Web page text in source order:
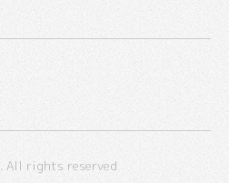
. All rights reserved